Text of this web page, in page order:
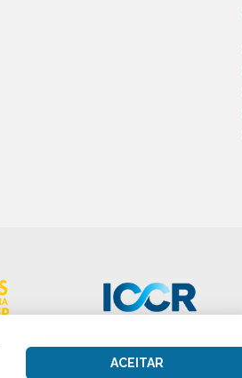
ACEITAR